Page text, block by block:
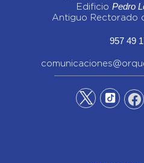
Edificio Pedro
Antiguo Rectorado
957 49